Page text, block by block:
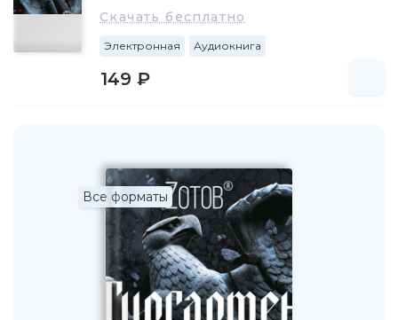
Скачать бесплатно
Электронная Аудиокнига
149 ₽
Все форматы